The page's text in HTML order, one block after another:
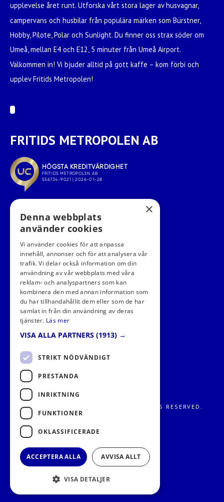
upplevelse året runt. Utforska vårt stora lager av husvagnar,
campervans och husbilar från populära märken som Bürstner,
Hobby, Pilote, Polar och Sunlight. Du finner oss strax söder om
Umeå, mellan E4 och E12, 5 minuter från Umeå Airport.
Välkommen in! Vi bjuder alltid på gott kaffe – kom förbi och
upplev Fritids Metropolen!
FRITIDS METROPOLEN AB
FÖLJ OSS I SOCIALA MEDIER
FRITIDS METROPOLEN AB 2026. ALL RIGHTS RESERVED.
×
Denna webbplats
använder cookies
Vi använder cookies för att anpassa
innehåll, annonser och för att analysera vår
trafik. Vi delar också information om din
användning av vår webbplats med våra
reklam- och analyspartners som kan
kombinera den med annan information som
du har tillhandahållit dem eller som de har
samlat in från din användning av deras
tjänster. Läs mer
VISA ALLA PARTNERS (1913) →
STRIKT NÖDVÄNDIGT
PRESTANDA
INRIKTNING
FUNKTIONER
OKLASSIFICERADE
ACCEPTERA ALLA AVVISA ALLT
VISA DETALJER